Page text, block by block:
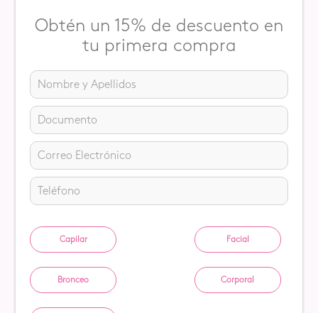
Obtén un 15% de descuento en
tu primera compra
Capilar Facial
Bronceo Corporal